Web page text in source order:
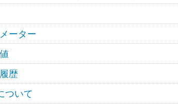
ーター
歴
ついて